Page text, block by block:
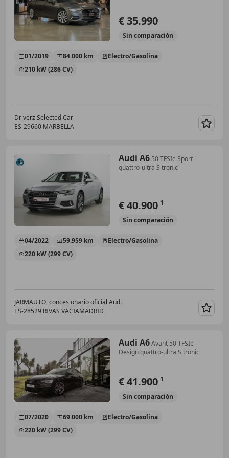
€ 35.990
Sin comparación
01/2019 84.000 km
Electro/Gasolina
210 kW (286 CV)
Driverz Selected Car
ES-29660 MARBELLA
Audi A6 50 TFSIe Sport
quattro-ultra S tronic
€ 40.900 1
Sin comparación
04/2022 59.959 km
Electro/Gasolina
220 kW (299 CV)
JARMAUTO, concesionario oficial Audi
ES-28529 RIVAS VACIAMADRID
Audi A6Avant 50 TFSIe
Design quattro-ultra S tronic
€ 41.900 1
Sin comparación
07/2020 69.000 km
Electro/Gasolina
220 kW (299 CV)